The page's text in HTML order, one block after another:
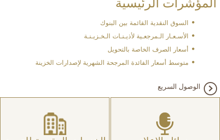
المؤشرات الرئيسية
السوق النقدية القائمة بين البنوك
الأسـعـار الـمرجعـية لأذيـنـات الـخـزيـنـة
أسعار الصرف الخاصة بالتحويل
متوسط أسعار الفائدة المرجحة الشهرية لإصدارات الخزينة
الوصول السريع